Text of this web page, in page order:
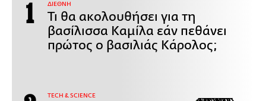
ΔΙΕΘΝΗ
Τι θα ακολουθήσει για τη
βασίλισσα Καμίλα εάν πεθάνει
πρώτος ο βασιλιάς Κάρολος;
ΤECH & SCIENCE